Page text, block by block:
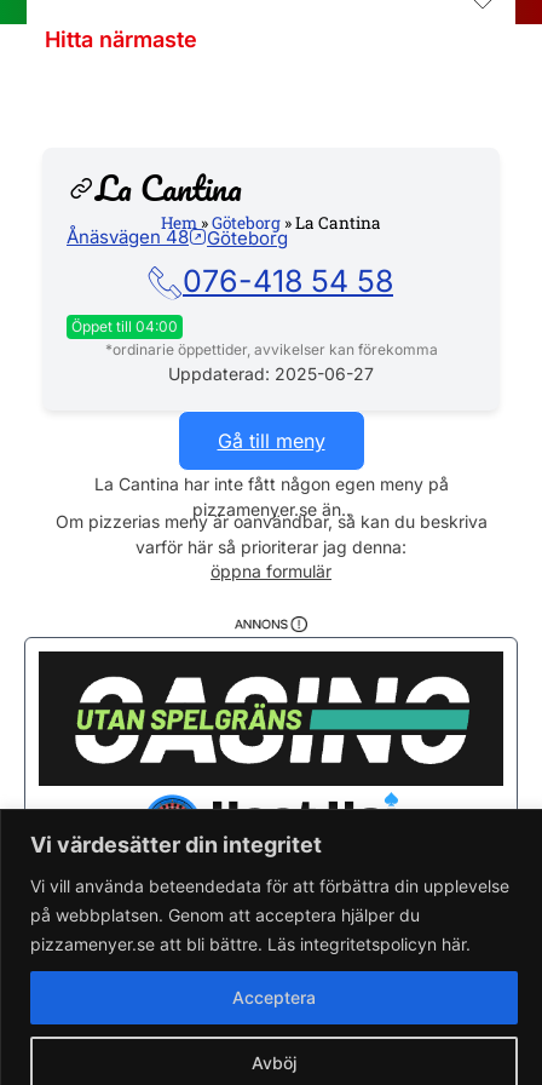
Vi värdesätter din integritet
Vi vill använda beteendedata för att förbättra din upplevelse
på webbplatsen. Genom att acceptera hjälper du
pizzamenyer.se att bli bättre. Läs integritetspolicyn här.
Avböj
Acceptera
Hitta närmaste
La Cantina
Hem »Göteborg »La Cantina
Ånäsvägen 48 Göteborg
076-418 54 58
Öppet till 04:00
Måndag
11:00 - 04:00
Onsdag
11:00 - 04:00
Torsdag
11:00 - 04:00
Fredag
11:00 - 23:59
Lördag
11:00 - 04:00
Söndag
11:00 - 04:00
*ordinarie öppettider, avvikelser kan förekomma
Uppdaterad: 2025-06-27
Gå till meny
La Cantina har inte fått någon egen meny på
pizzamenyer.se än..
Om pizzerias meny är oanvändbar, så kan du beskriva
varför här så prioriterar jag denna:
öppna formulär
Saknar du din pizzeria?Lägg till pizzeria.
Skapa gratis pizzeria-hemsida
Läs om pizzamenyer.se
Artiklar & nyheter
Rensa cookieval